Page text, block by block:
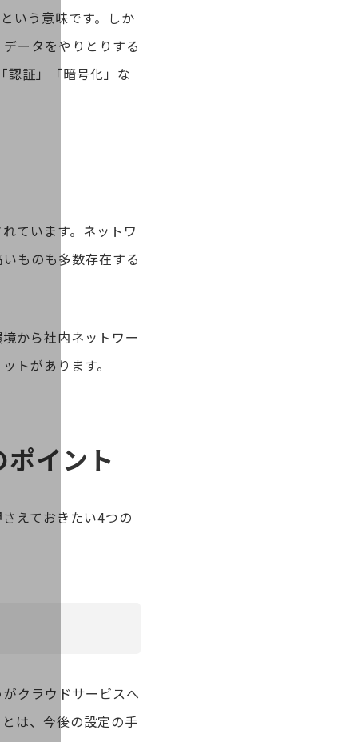
いう意味です。しか
ータをやりとりする
認証」「暗号化」な
ています。ネットワ
ものも多数存在する
から社内ネットワー
トがあります。
イント
えておきたい4つの
クラウドサービスへ
は、今後の設定の手